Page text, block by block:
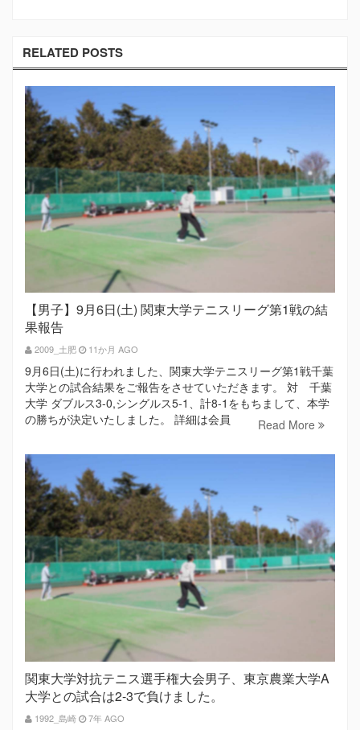
RELATED POSTS
【男子】9月6日(土) 関東大学テニスリーグ第1戦の結
果報告
2009_土肥 11か月 AGO
9月6日(土)に行われました、関東大学テニスリーグ第1戦千葉
大学との試合結果をご報告をさせていただきます。 対 千葉
大学 ダブルス3-0,シングルス5-1、計8-1をもちまして、本学
の勝ちが決定いたしました。 詳細は会員
Read More
関東大学対抗テニス選手権大会男子、東京農業大学A
大学との試合は2-3で負けました。
1992_島崎 7年 AGO